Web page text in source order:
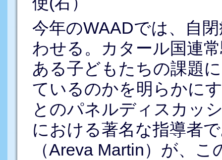
今年のWAADでは、自
わせる。カタール国連
ある子どもたちの課題
ているのかを明らかに
とのパネルディスカッ
における著名な指導者
（Areva Martin）が、